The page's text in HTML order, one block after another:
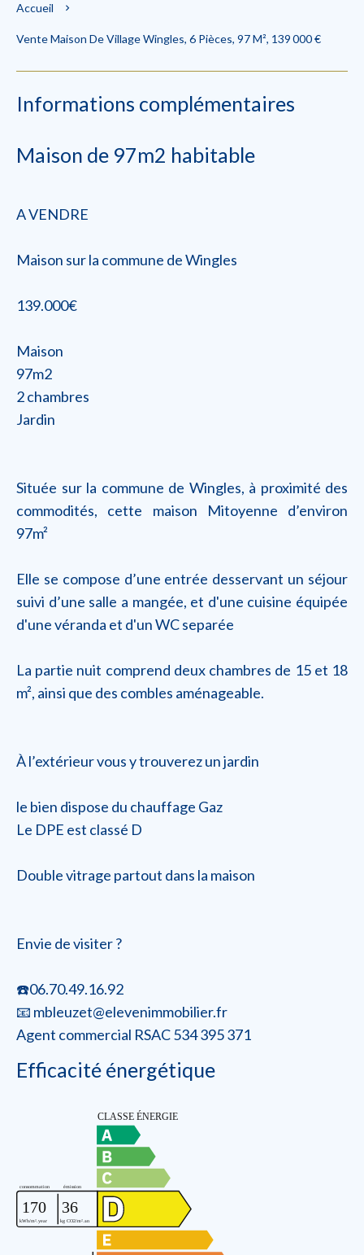
Accueil
Vente Maison De Village Wingles, 6 Pièces, 97 M², 139 000 €
Informations complémentaires
Maison de 97m2 habitable
A VENDRE
Maison sur la commune de Wingles
139.000€
Maison
97m2
2 chambres
Jardin
Située sur la commune de Wingles, à proximité des
commodités, cette maison Mitoyenne d’environ
97m²
Elle se compose d’une entrée desservant un séjour
suivi d’une salle a mangée, et d'une cuisine équipée
d'une véranda et d'un WC separée
La partie nuit comprend deux chambres de 15 et 18
m², ainsi que des combles aménageable.
À l’extérieur vous y trouverez un jardin
le bien dispose du chauffage Gaz
Le DPE est classé D
Double vitrage partout dans la maison
Envie de visiter ?
☎️06.70.49.16.92
📧 mbleuzet@elevenimmobilier.fr
Agent commercial RSAC 534 395 371
Efficacité énergétique